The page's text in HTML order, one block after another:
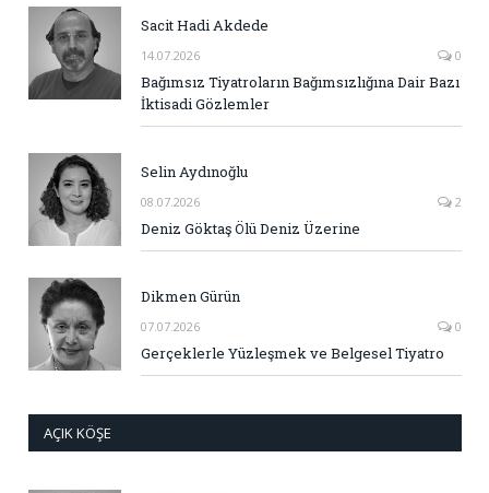
Sacit Hadi Akdede
14.07.2026 0
Bağımsız Tiyatroların Bağımsızlığına Dair Bazı
İktisadi Gözlemler
Selin Aydınoğlu
08.07.2026 2
Deniz Göktaş Ölü Deniz Üzerine
Dikmen Gürün
07.07.2026 0
Gerçeklerle Yüzleşmek ve Belgesel Tiyatro
AÇIK KÖŞE